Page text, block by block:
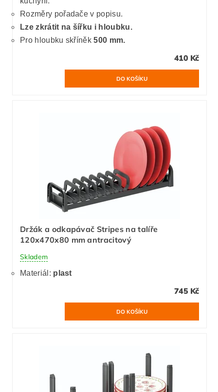
Rozměry pořadače v popisu.
Lze zkrátit na šířku i hloubku.
Pro hloubku skříněk 500 mm.
410 Kč
Držák a odkapávač Stripes na talíře
120x470x80 mm antracitový
Skladem
Materiál: plast
745 Kč